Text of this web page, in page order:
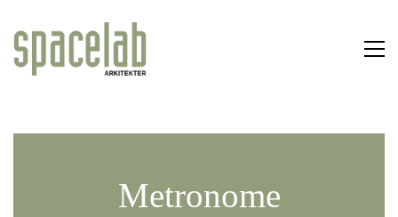
Metronome